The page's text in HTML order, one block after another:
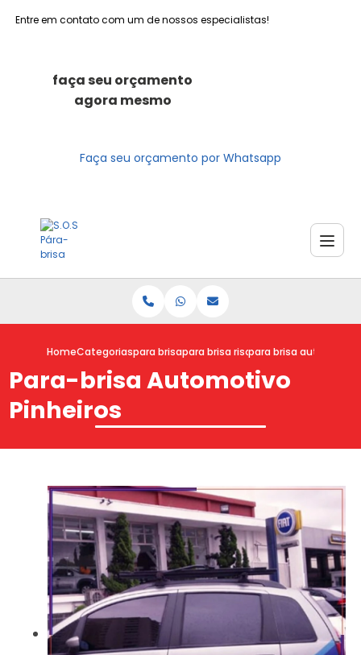
Entre em contato com um de nossos especialistas!
faça seu orçamento
agora mesmo
Faça seu orçamento por Whatsapp
HomeCategoriaspara brisapara brisa riscadopara brisa
Para-brisa Automotivo
Pinheiros